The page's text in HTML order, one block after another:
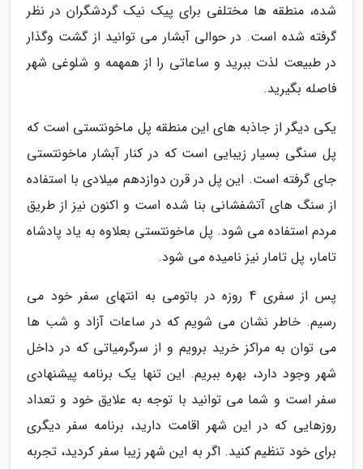
شده، منطقه ها مختلفی برای پیک نیک گردشگران در نظر
گرفته شده است. در حوالی آبشار می توانید از گشت وگذار
در طبیعت لذت ببرید و ساعاتی را از همهمه و شلوغی شهر
فاصله بگیرید.
یکی دیگر از جاذبه های این منطقه پل ماخونتستی است که
پل سنگی بسیار زیبایی است که در کنار آبشار ماخونتستی
جای گرفته است. این پل در قرن دوازدهم میلادی با استفاده
از سنگ های آتشفشانی بنا شده است و اکنون نیز از طریق
مردم استفاده می شود. پل ماخونتستی بعلاوه به یاد پادشاه
تامار، پل تامار نیز نامیده می شود.
پس از سفری 4 روزه در باتومی به انتهای سفر خود می
رسیم. خاطر نشان می شویم که در ساعات آزاد و شب ها
می توان به مراکز خرید برویم و از سرگرمیاتی که در داخل
شهر وجود دارد، بهره ببریم. این تنها یک برنامه پیشنهادی
سفر است و شما می توانید با توجه به علایق خود و تعداد
روزهایی که در این شهر اقامت دارید، برنامه سفر دیگری
برای خود تنظیم کنید. اگر به این شهر زیبا سفر کردید، تجربه